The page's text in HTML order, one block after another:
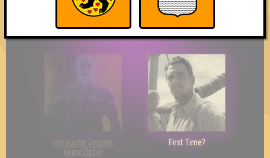
Ich suche Gegner,
keine Opfer
First Time?